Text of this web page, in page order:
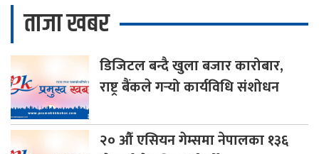
ताजा खबर
डिजिटलबन्दै खुला बजार कारोबार,
राष्ट्र बैंकले गर्‍यो कार्यविधि संशोधन
२०औँ एसियन गेम्समा नेपालका १३६